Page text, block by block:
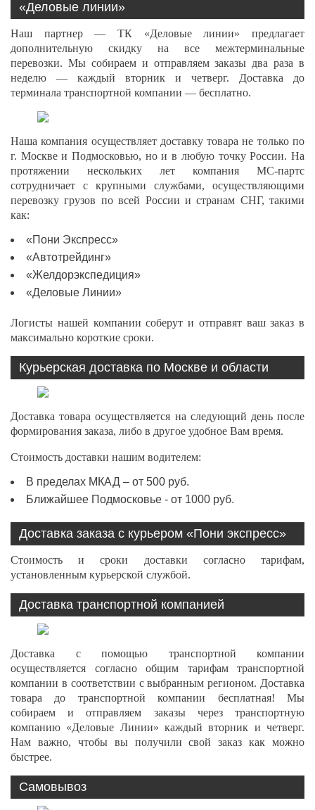
«Деловые линии»
Наш партнер — ТК «Деловые линии» предлагает
дополнительную скидку на все межтерминальные
перевозки. Мы собираем и отправляем заказы два раза в
неделю — каждый вторник и четверг. Доставка до
терминала транспортной компании — бесплатно.
Наша компания осуществляет доставку товара не только по
г. Москве и Подмосковью, но и в любую точку России. На
протяжении нескольких лет компания МС-партс
сотрудничает с крупными службами, осуществляющими
перевозку грузов по всей России и странам СНГ, такими
как:
«Пони Экспресс»
«Автотрейдинг»
«Желдорэкспедиция»
«Деловые Линии»
Логисты нашей компании соберут и отправят ваш заказ в
максимально короткие сроки.
Курьерская доставка по Москве и области
Доставка товара осуществляется на следующий день после
формирования заказа, либо в другое удобное Вам время.
Стоимость доставки нашим водителем:
В пределах МКАД – от 500 руб.
Ближайшее Подмосковье - от 1000 руб.
Доставка заказа с курьером «Пони экспресс»
Стоимость и сроки доставки согласно тарифам,
установленным курьерской службой.
Доставка транспортной компанией
Доставка с помощью транспортной компании
осуществляется согласно общим тарифам транспортной
компании в соответствии с выбранным регионом. Доставка
товара до транспортной компании бесплатная! Мы
собираем и отправляем заказы через транспортную
компанию «Деловые Линии» каждый вторник и четверг.
Нам важно, чтобы вы получили свой заказ как можно
быстрее.
Самовывоз